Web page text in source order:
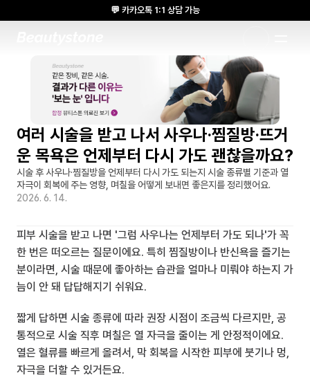
여러 시술을 받고 나서 사우나·찜질방·뜨거
운 목욕은 언제부터 다시 가도 괜찮을까요?
시술 후 사우나·찜질방을 언제부터 다시 가도 되는지 시술 종류별 기준과 열
자극이 회복에 주는 영향, 며칠을 어떻게 보내면 좋은지를 정리했어요.
2026. 6. 14.
피부 시술을 받고 나면 '그럼 사우나는 언제부터 가도 되나'가 꼭
한 번은 떠오르는 질문이에요. 특히 찜질방이나 반신욕을 즐기는
분이라면, 시술 때문에 좋아하는 습관을 얼마나 미뤄야 하는지 가
늠이 안 돼 답답해지기 쉬워요.
짧게 답하면 시술 종류에 따라 권장 시점이 조금씩 다르지만, 공
통적으로 시술 직후 며칠은 열 자극을 줄이는 게 안정적이에요.
열은 혈류를 빠르게 올려서, 막 회복을 시작한 피부에 붓기나 멍,
자극을 더할 수 있거든요.
💬 카카오톡 1:1 상담 가능
🌸 뷰티스톤의원 메디톡스 방콕 Cadaver workshop 참석 🌸